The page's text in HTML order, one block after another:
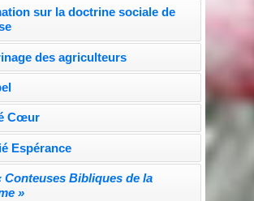
sur la doctrine sociale de
des agriculteurs
Cœur
Espérance
Conteuses Bibliques de la
»